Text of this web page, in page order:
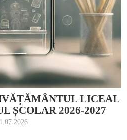
LICEAL
ȘCOLAR 2026-2027